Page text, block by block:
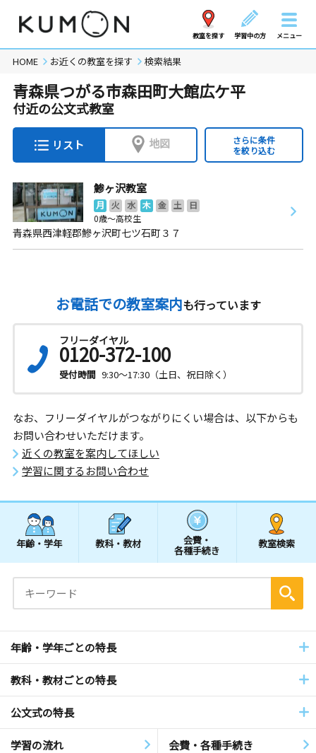
教室を探す 学習中の方 メニュー
HOME お近くの教室を探す 検索結果
青森県つがる市森田町大館広ケ平
付近の公文式教室
リスト 地図
さらに条件
を絞り込む
鯵ヶ沢教室
月 火 水 木 金 土
日
0歳～高校生
青森県西津軽郡鰺ヶ沢町七ツ石町３７
お電話での教室案内も行っています
フリーダイヤル
0120-372-100
受付時間 9:30～17:30（土日、祝日除く）
なお、フリーダイヤルがつながりにくい場合は、以下からも
お問い合わせいただけます。
近くの教室を案内してほしい
学習に関するお問い合わせ
年齢・学年 教科・教材 会費・
各種手続き
教室検索
年齢・学年ごとの特長
教科・教材ごとの特長
公文式の特長
学習の流れ 会費・各種手続き